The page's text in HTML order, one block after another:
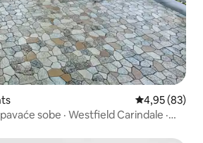
Prosječna
4,95 (83)
sobe · Westfield Carindale ·